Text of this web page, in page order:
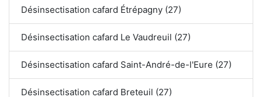
Désinsectisation cafard Étrépagny (27)
Désinsectisation cafard Le Vaudreuil (27)
Désinsectisation cafard Saint-André-de-l'Eure (27)
Désinsectisation cafard Breteuil (27)